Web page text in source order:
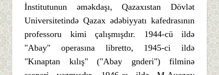
İnstitutunun əməkdaşı, Qazaxıstan Dövlət
Universitetində Qazax ədəbiyyatı kafedrasının
professoru kimi çalışmışdır. 1944-cü ildə
"Abay" operasına libretto, 1945-ci ildə
"Kınaptan kılış" ("Abay gnderi") filminə